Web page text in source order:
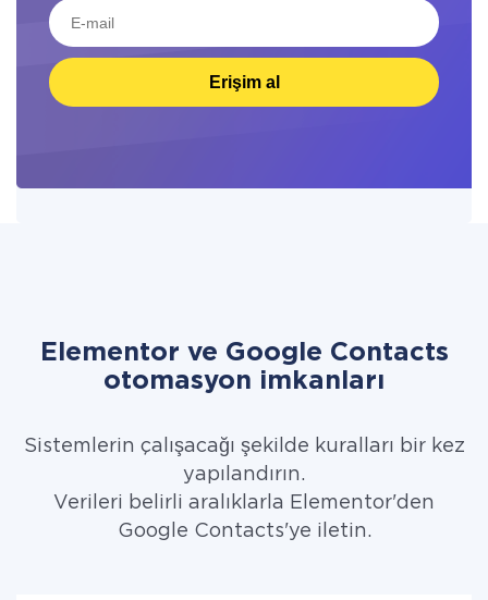
Erişim al
Elementor ve Google Contacts
otomasyon imkanları
Sistemlerin çalışacağı şekilde kuralları bir kez
yapılandırın.
Verileri belirli aralıklarla Elementor'den
Google Contacts'ye iletin.